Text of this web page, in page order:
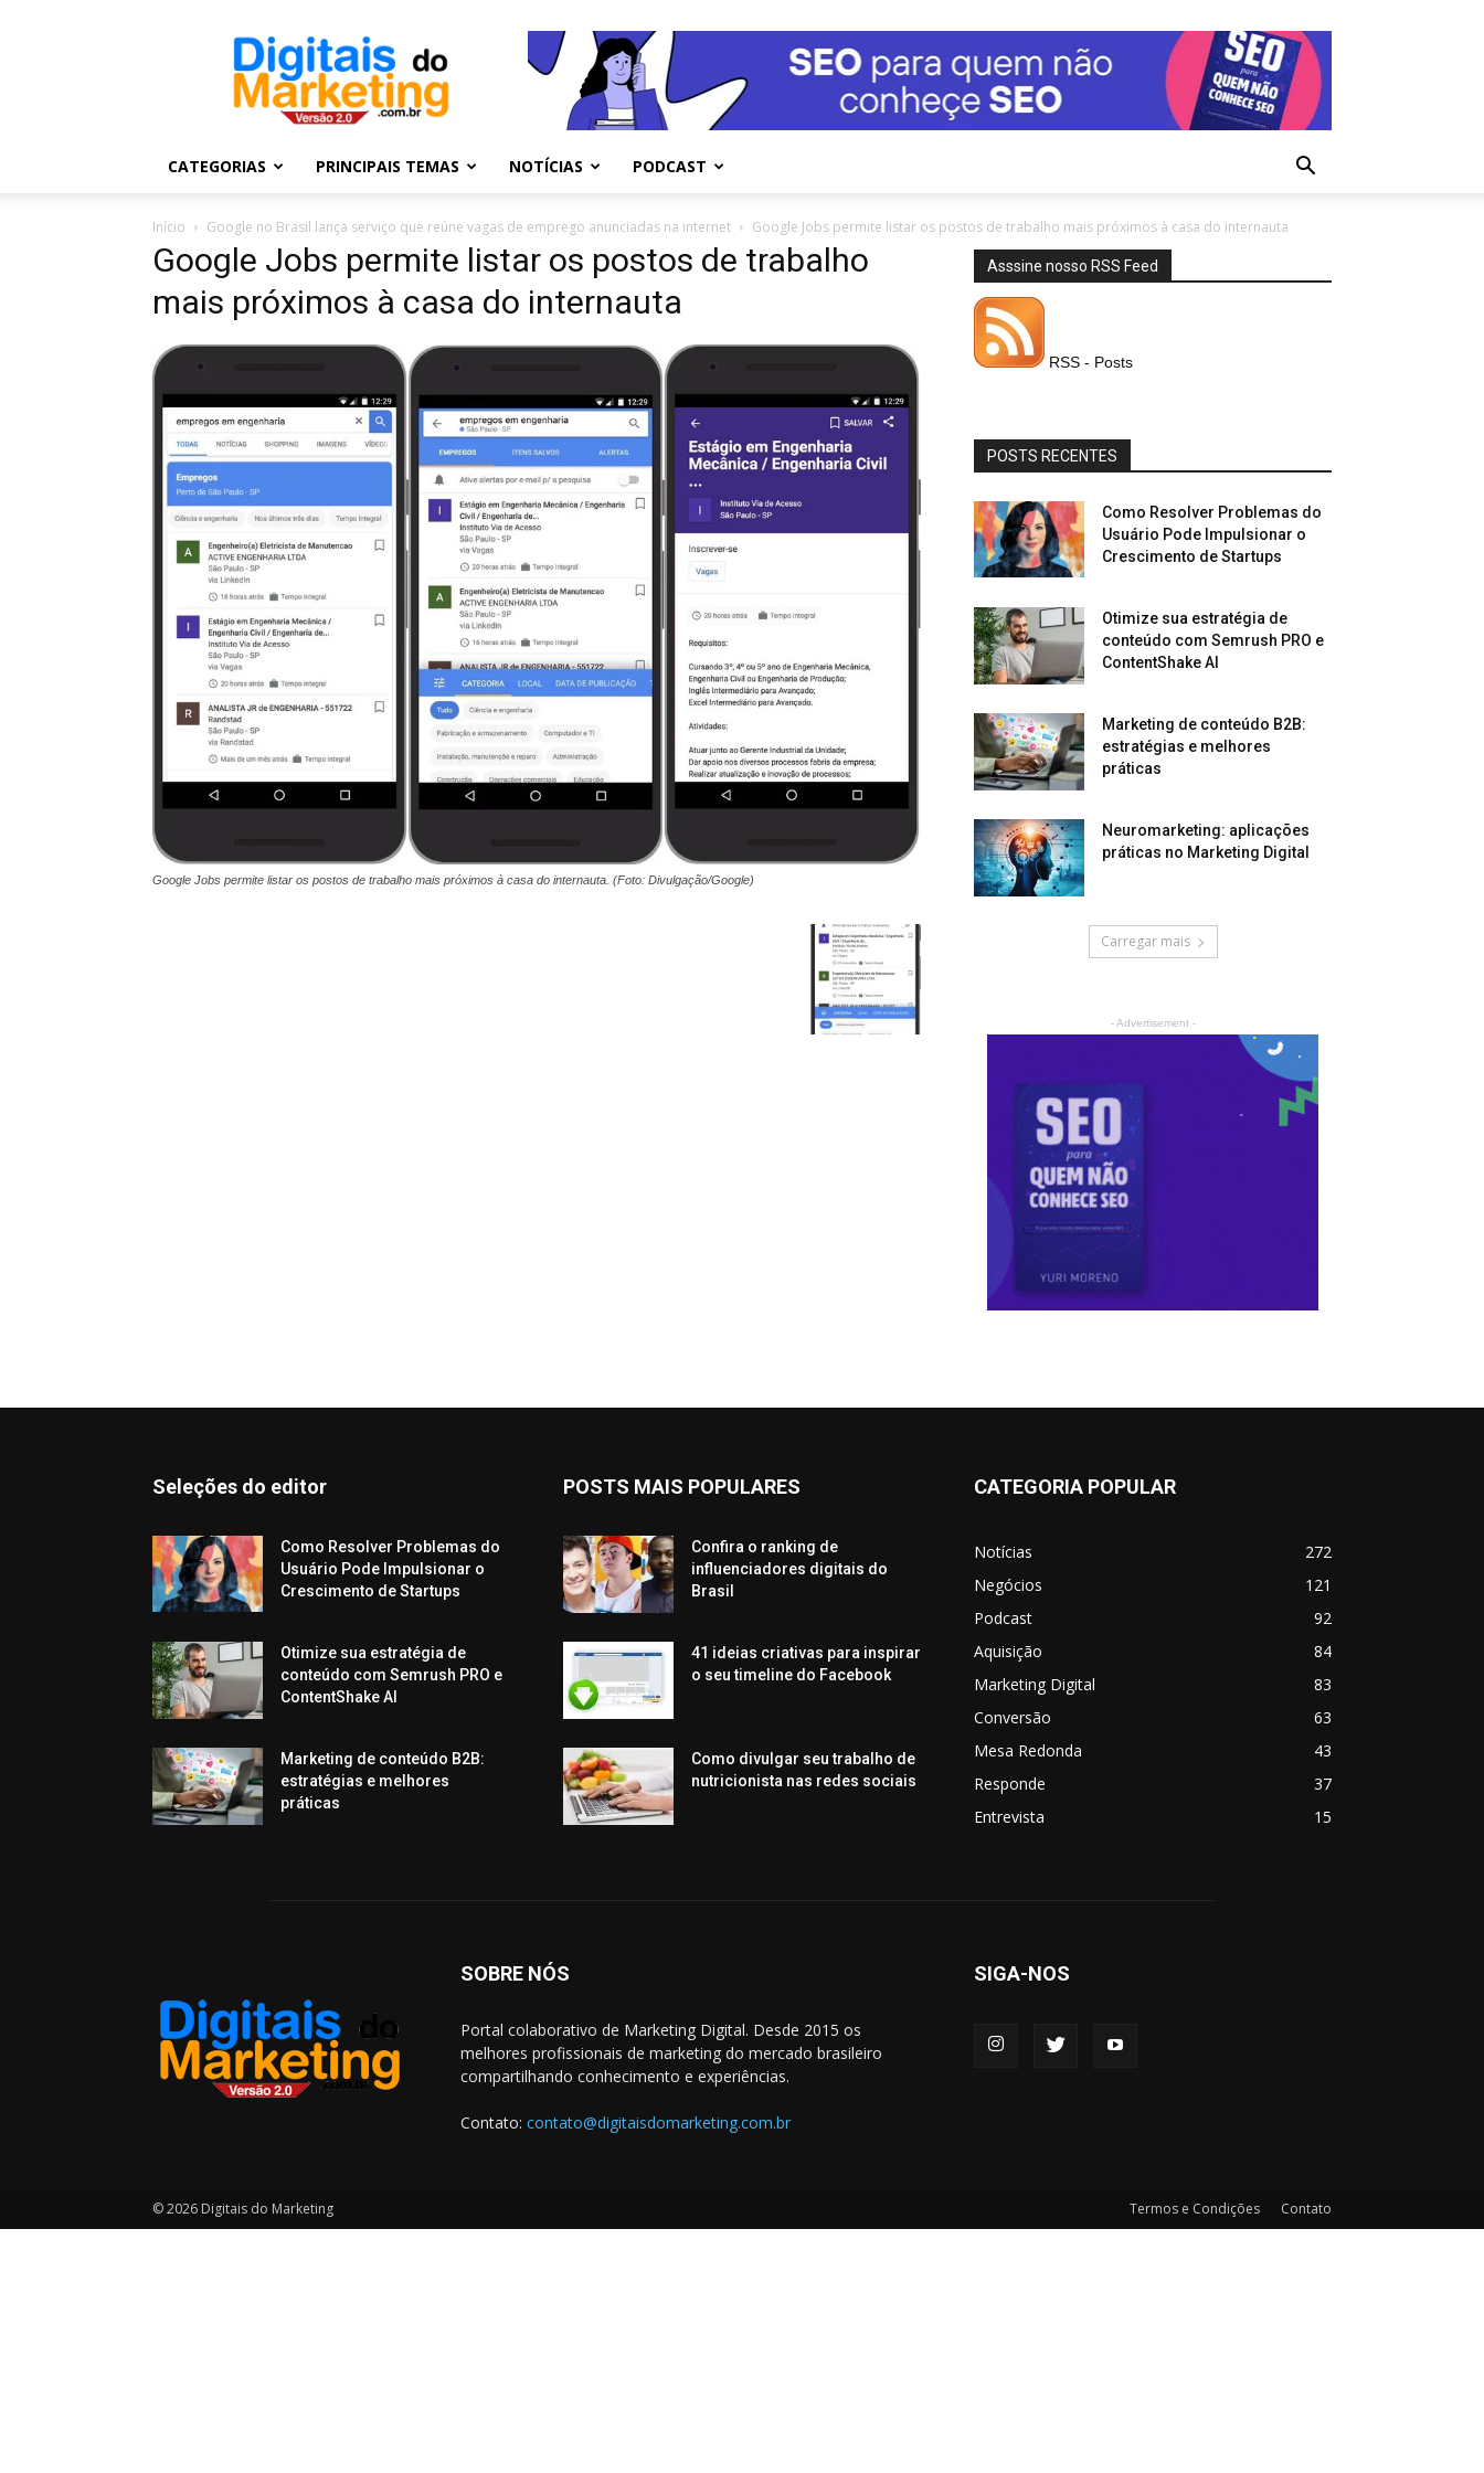
Digitais
Marketing
CATEGORIAS PRINCIPAIS TEMAS NOTÍCIAS PODCAST
Início Google no Brasil lança serviço que reúne vagas de emprego anunciadas na internet Google Jobs permite listar os postos de trabalho mais próximos à casa do internauta
Google Jobs permite listar os postos de trabalho
mais próximos à casa do internauta
Google Jobs permite listar os postos de trabalho mais próximos à casa do internauta. (Foto: Divulgação/Google)
Asssine nosso RSS Feed
RSS - Posts
POSTS RECENTES
Como Resolver Problemas do
Usuário Pode Impulsionar o
Crescimento de Startups
Otimize sua estratégia de
conteúdo com Semrush PRO e
ContentShake AI
Marketing de conteúdo B2B:
estratégias e melhores
práticas
Neuromarketing: aplicações
práticas no Marketing Digital
Carregar mais
- Advertisement -
Seleções do editor
Como Resolver Problemas do
Usuário Pode Impulsionar o
Crescimento de Startups
Otimize sua estratégia de
conteúdo com Semrush PRO e
ContentShake AI
Marketing de conteúdo B2B:
estratégias e melhores
práticas
POSTS MAIS POPULARES
Confira o ranking de
influenciadores digitais do
Brasil
41 ideias criativas para inspirar
o seu timeline do Facebook
Como divulgar seu trabalho de
nutricionista nas redes sociais
CATEGORIA POPULAR
Notícias
272
Negócios
121
Podcast
92
Aquisição
84
Marketing Digital
83
Conversão
63
Mesa Redonda
43
Responde
37
Entrevista
15
SOBRE NÓS
Portal colaborativo de Marketing Digital. Desde 2015 os
melhores profissionais de marketing do mercado brasileiro
compartilhando conhecimento e experiências.
Contato: contato@digitaisdomarketing.com.br
SIGA-NOS
Termos e Condições Contato
© 2026 Digitais do Marketing